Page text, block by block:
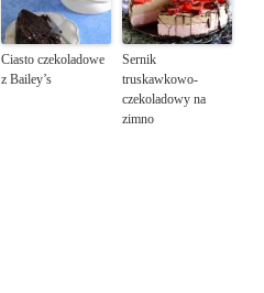
Ciasto czekoladowe
z Bailey’s
Sernik
truskawkowo-
czekoladowy na
zimno